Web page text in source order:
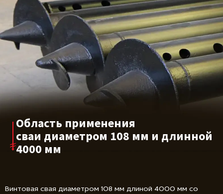
Область применения
сваи диаметром 108 мм и длинной
4000 мм
Винтовая свая диаметром 108 мм длиной 4000 мм со